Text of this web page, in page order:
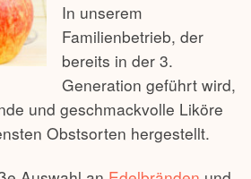
In unserem
Familienbetrieb, der
bereits in der 3.
Generation geführt wird,
und geschmackvolle Liköre
Obstsorten hergestellt.